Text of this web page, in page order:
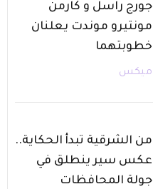
جورج راسل و كارمن
مونتيرو موندت يعلنان
خطوبتهما
ميكس
من الشرقية تبدأ الحكاية..
عكس سير ينطلق في
جولة المحافظات